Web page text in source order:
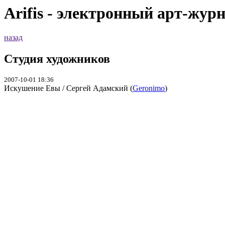
Arifis - электронный арт-
назад
Студия художников
2007-10-01 18:36
Искушение Евы / Сергей Адамский (Geronimo)